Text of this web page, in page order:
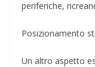
periferiche,
Posizionamento
Un altro aspetto